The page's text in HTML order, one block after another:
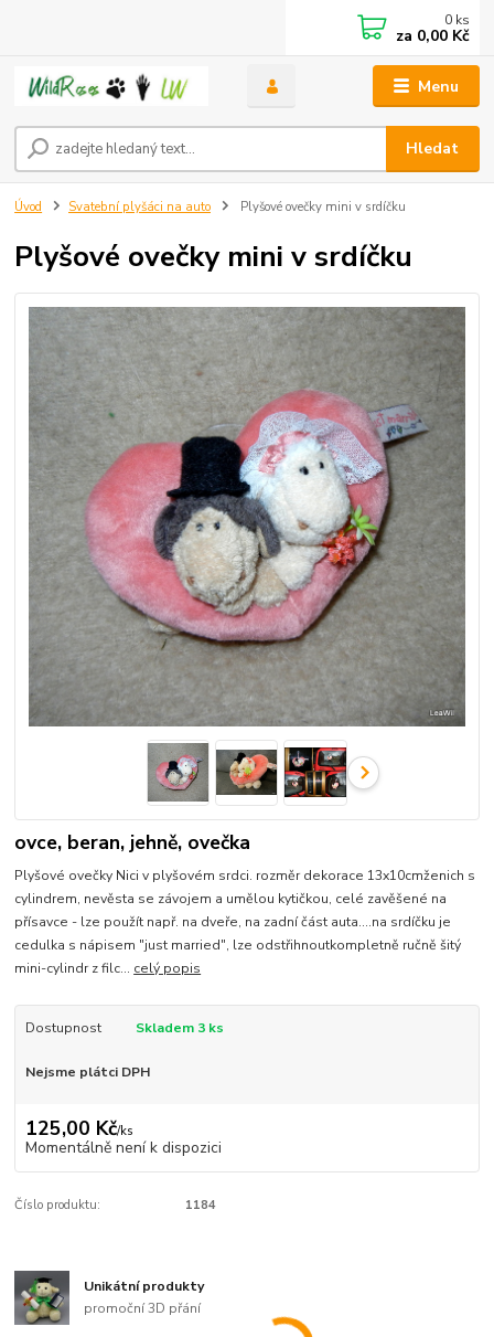
Menu
Hledat
0 ks
za 0,00 Kč
Úvod Svatební plyšáci na auto Plyšové ovečky mini v srdíčku
Plyšové ovečky mini v srdíčku
ovce, beran, jehně, ovečka
Plyšové ovečky Nici v plyšovém srdci. rozměr dekorace 13x10cmženich s
cylindrem, nevěsta se závojem a umělou kytičkou, celé zavěšené na
přísavce - lze použít např. na dveře, na zadní část auta....na srdíčku je
cedulka s nápisem "just married", lze odstřihnoutkompletně ručně šitý
mini-cylindr z filc... celý popis
Dostupnost Skladem 3 ks
Nejsme plátci DPH
125,00 Kč/ks
Momentálně není k dispozici
Číslo produktu: 1184
Unikátní produkty
promoční 3D přání